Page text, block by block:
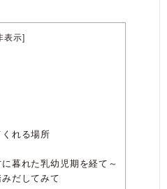
表示]
れる場所
暮れた乳幼児期を経て～
だしてみて